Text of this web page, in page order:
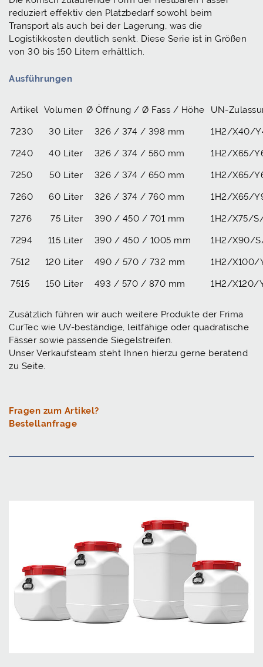
reduziert effektiv den Platzbedarf sowohl beim
Transport als auch bei der Lagerung, was die
Logistikkosten deutlich senkt. Diese Serie ist in Größen
von 30 bis 150 Litern erhältlich.
Ausführungen
Artikel Volumen Ø Öffnung / Ø Fass / Höhe UN-
7230 30 Liter 326 / 374 / 398 mm 1H2/X40/
7240 40 Liter 326 / 374 / 560 mm 1H2/X65/
7250 50 Liter 326 / 374 / 650 mm 1H2/X65/
7260 60 Liter 326 / 374 / 760 mm 1H2/X65/
7276 75 Liter 390 / 450 / 701 mm 1H2/X75/
7294 115 Liter 390 / 450 / 1005 mm 1H2/X90/
7512 120 Liter 490 / 570 / 732 mm 1H2/X100/
7515 150 Liter 493 / 570 / 870 mm 1H2/
Zusätzlich führen wir auch weitere Produkte der Frima
CurTec wie UV-beständige, leitfähige oder quadratische
Fässer sowie passende Siegelstreifen.
Unser Verkaufsteam steht Ihnen hierzu gerne beratend
zu Seite.
Fragen zum Artikel?
Bestellanfrage